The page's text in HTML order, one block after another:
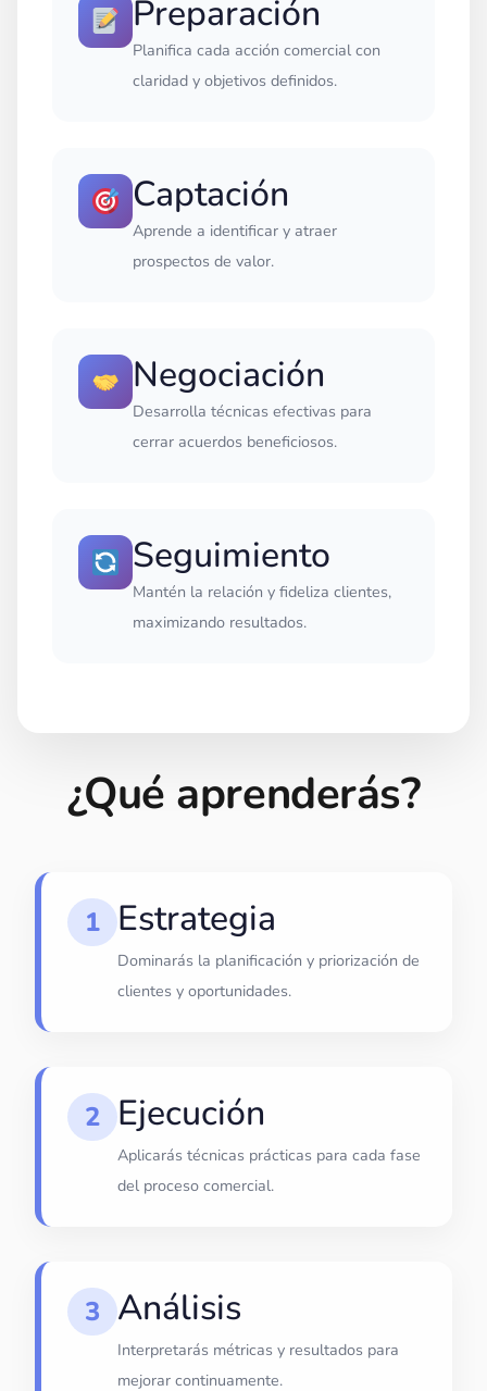
Preparación
Planifica cada acción comercial con
claridad y objetivos definidos.
Captación
Aprende a identificar y atraer
prospectos de valor.
Negociación
Desarrolla técnicas efectivas para
cerrar acuerdos beneficiosos.
Seguimiento
Mantén la relación y fideliza clientes,
maximizando resultados.
¿Qué aprenderás?
1 Estrategia
Dominarás la planificación y priorización de
clientes y oportunidades.
2 Ejecución
Aplicarás técnicas prácticas para cada fase
del proceso comercial.
3 Análisis
Interpretarás métricas y resultados para
mejorar continuamente.